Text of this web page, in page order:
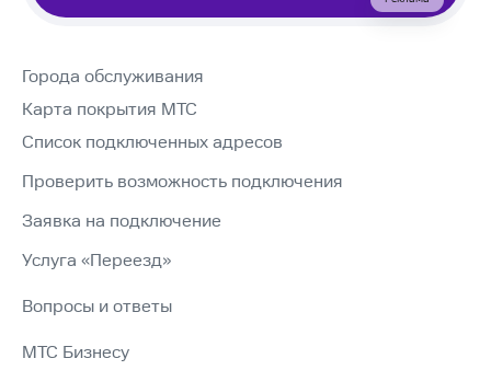
Города обслуживания
Карта покрытия МТС
Список подключенных адресов
Проверить возможность подключения
Заявка на подключение
Услуга «Переезд»
Вопросы и ответы
МТС Бизнесу